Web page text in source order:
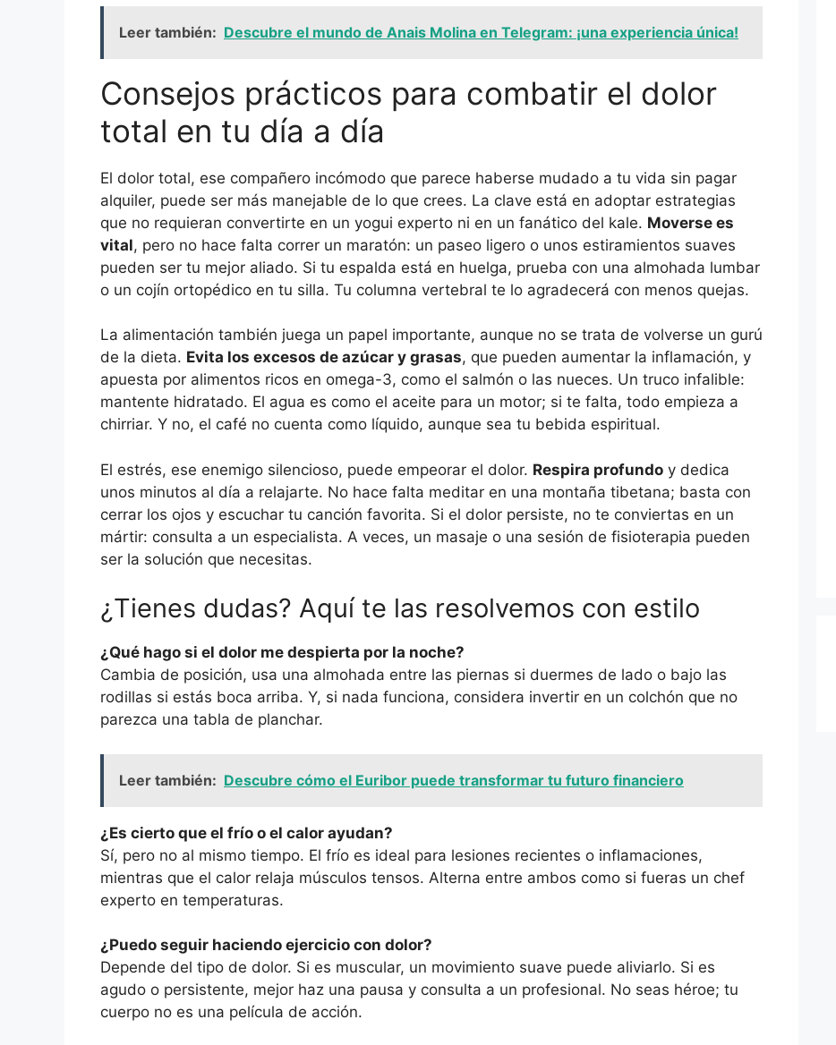
Leer también: Descubre el mundo de Anais Molina en Telegram: ¡una experiencia única!
Consejos prácticos para combatir el dolor
total en tu día a día
El dolor total, ese compañero incómodo que parece haberse mudado a tu vida sin pagar
alquiler, puede ser más manejable de lo que crees. La clave está en adoptar estrategias
que no requieran convertirte en un yogui experto ni en un fanático del kale. Moverse es
vital, pero no hace falta correr un maratón: un paseo ligero o unos estiramientos suaves
pueden ser tu mejor aliado. Si tu espalda está en huelga, prueba con una almohada lumbar
o un cojín ortopédico en tu silla. Tu columna vertebral te lo agradecerá con menos quejas.
La alimentación también juega un papel importante, aunque no se trata de volverse un gurú
de la dieta. Evita los excesos de azúcar y grasas, que pueden aumentar la inflamación, y
apuesta por alimentos ricos en omega-3, como el salmón o las nueces. Un truco infalible:
mantente hidratado. El agua es como el aceite para un motor; si te falta, todo empieza a
chirriar. Y no, el café no cuenta como líquido, aunque sea tu bebida espiritual.
El estrés, ese enemigo silencioso, puede empeorar el dolor. Respira profundo y dedica
unos minutos al día a relajarte. No hace falta meditar en una montaña tibetana; basta con
cerrar los ojos y escuchar tu canción favorita. Si el dolor persiste, no te conviertas en un
mártir: consulta a un especialista. A veces, un masaje o una sesión de fisioterapia pueden
ser la solución que necesitas.
¿Tienes dudas? Aquí te las resolvemos con estilo
¿Qué hago si el dolor me despierta por la noche?
Cambia de posición, usa una almohada entre las piernas si duermes de lado o bajo las
rodillas si estás boca arriba. Y, si nada funciona, considera invertir en un colchón que no
parezca una tabla de planchar.
Leer también: Descubre cómo el Euribor puede transformar tu futuro financiero
¿Es cierto que el frío o el calor ayudan?
Sí, pero no al mismo tiempo. El frío es ideal para lesiones recientes o inflamaciones,
mientras que el calor relaja músculos tensos. Alterna entre ambos como si fueras un chef
experto en temperaturas.
¿Puedo seguir haciendo ejercicio con dolor?
Depende del tipo de dolor. Si es muscular, un movimiento suave puede aliviarlo. Si es
agudo o persistente, mejor haz una pausa y consulta a un profesional. No seas héroe; tu
cuerpo no es una película de acción.